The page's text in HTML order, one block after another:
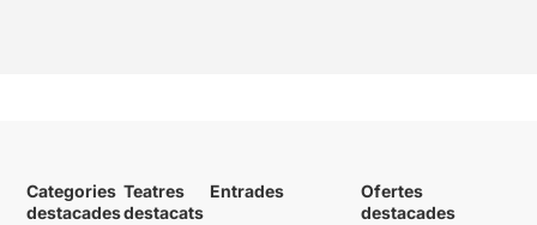
Categories
destacades
Teatres
destacats
Entrades
Ofertes
destacades